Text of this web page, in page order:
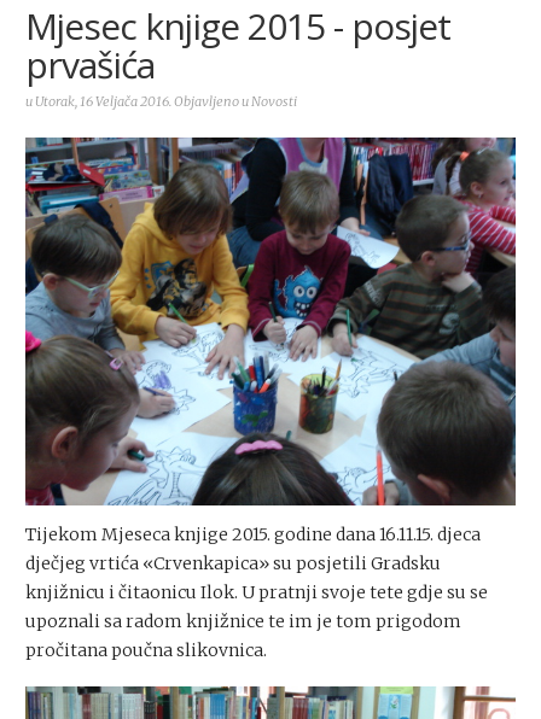
Mjesec knjige 2015 - posjet
prvašića
u Utorak, 16 Veljača 2016. Objavljeno u Novosti
Tijekom Mjeseca knjige 2015. godine dana 16.11.15. djeca
dječjeg vrtića «Crvenkapica» su posjetili Gradsku
knjižnicu i čitaonicu Ilok. U pratnji svoje tete gdje su se
upoznali sa radom knjižnice te im je tom prigodom
pročitana poučna slikovnica.